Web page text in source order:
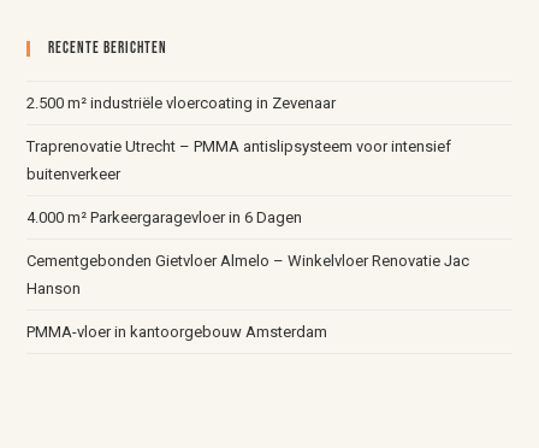
Recente Berichten
2.500 m² industriële vloercoating in Zevenaar
Traprenovatie Utrecht – PMMA antislipsysteem voor intensief
buitenverkeer
4.000 m² Parkeergaragevloer in 6 Dagen
Cementgebonden Gietvloer Almelo – Winkelvloer Renovatie Jac
Hanson
PMMA-vloer in kantoorgebouw Amsterdam